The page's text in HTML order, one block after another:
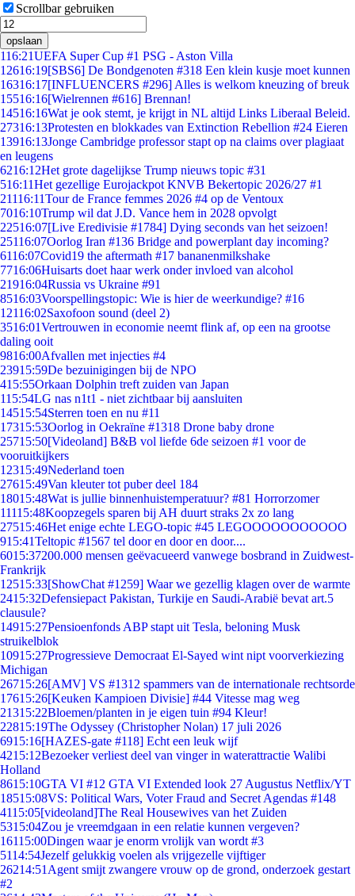
Scrollbar gebruiken
opslaan
116:21UEFA Super Cup #1 PSG - Aston Villa
12616:19[SBS6] De Bondgenoten #318 Een klein kusje moet kunnen
16316:17[INFLUENCERS #296] Alles is welkom kneuzing of breuk
15516:16[Wielrennen #616] Brennan!
14516:16Wat je ook stemt, je krijgt in NL altijd Links Liberaal Beleid.
27316:13Protesten en blokkades van Extinction Rebellion #24 Eieren
13916:13Jonge Cambridge professor stapt op na claims over plagiaat
en leugens
6216:12Het grote dagelijkse Trump nieuws topic #31
516:11Het gezellige Eurojackpot KNVB Bekertopic 2026/27 #1
21116:11Tour de France femmes 2026 #4 op de Ventoux
7016:10Trump wil dat J.D. Vance hem in 2028 opvolgt
22516:07[Live Eredivisie #1784] Dying seconds van het seizoen!
25116:07Oorlog Iran #136 Bridge and powerplant day incoming?
6116:07Covid19 the aftermath #17 bananenmilkshake
7716:06Huisarts doet haar werk onder invloed van alcohol
21916:04Russia vs Ukraine #91
8516:03Voorspellingstopic: Wie is hier de weerkundige? #16
12116:02Saxofoon sound (deel 2)
3516:01Vertrouwen in economie neemt flink af, op een na grootse
daling ooit
9816:00Afvallen met injecties #4
23915:59De bezuinigingen bij de NPO
415:55Orkaan Dolphin treft zuiden van Japan
115:54LG nas n1t1 - niet zichtbaar bij aansluiten
14515:54Sterren toen en nu #11
17315:53Oorlog in Oekraïne #1318 Drone baby drone
25715:50[Videoland] B&B vol liefde 6de seizoen #1 voor de
vooruitkijkers
12315:49Nederland toen
27615:49Van kleuter tot puber deel 184
18015:48Wat is jullie binnenhuistemperatuur? #81 Horrorzomer
11115:48Koopzegels sparen bij AH duurt straks 2x zo lang
27515:46Het enige echte LEGO-topic #45 LEGOOOOOOOOOOO
915:41Teltopic #1567 tel door en door en door....
6015:37200.000 mensen geëvacueerd vanwege bosbrand in Zuidwest-
Frankrijk
12515:33[ShowChat #1259] Waar we gezellig klagen over de warmte
2415:32Defensiepact Pakistan, Turkije en Saudi-Arabië bevat art.5
clausule?
14915:27Pensioenfonds ABP stapt uit Tesla, beloning Musk
struikelblok
10915:27Progressieve Democraat El-Sayed wint nipt voorverkiezing
Michigan
26715:26[AMV] VS #1312 spammers van de internationale rechtsorde
17615:26[Keuken Kampioen Divisie] #44 Vitesse mag weg
21315:22Bloemen/planten in je eigen tuin #94 Kleur!
22815:19The Odyssey (Christopher Nolan) 17 juli 2026
6915:16[HAZES-gate #118] Echt een leuk wijf
4215:12Bezoeker verliest deel van vinger in waterattractie Walibi
Holland
8615:10GTA VI #12 GTA VI Extended look 27 Augustus Netflix/YT
18515:08VS: Political Wars, Voter Fraud and Secret Agendas #148
4115:05[videoland]The Real Housewives van het Zuiden
5315:04Zou je vreemdgaan in een relatie kunnen vergeven?
16115:00Dingen waar je enorm vrolijk van wordt #3
5114:54Jezelf gelukkig voelen als vrijgezelle vijftiger
26214:51 Agent smijt zwangere vrouw op de grond, onderzoek gestart
#2